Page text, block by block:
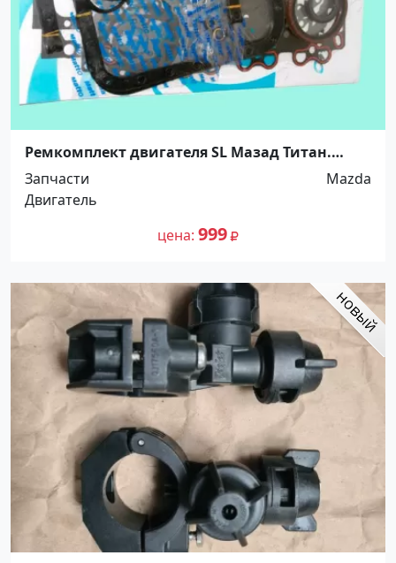
Ремкомплект двигателя SL Мазад Титан.
Распродажа! Краснодар
Запчасти
Mazda
Двигатель
цена 999